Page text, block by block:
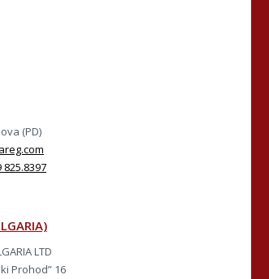
(PD)
825.8397
LTD
Prohod” 16